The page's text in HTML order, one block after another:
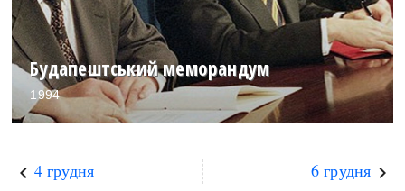
Будапештський меморандум
1994
keyboard_arrow_left 4 грудня 6 грудня keyboard_arrow_right